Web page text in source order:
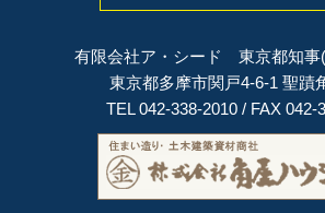
有限会社ア・シード 東京都知事
東京都多摩市関戸4-6-1 聖蹟
TEL 042-338-2010 / FAX 042-